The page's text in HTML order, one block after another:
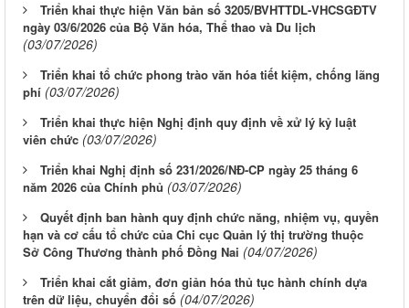
Triển khai thực hiện Văn bản số 3205/BVHTTDL-VHCSGĐTV
ngày 03/6/2026 của Bộ Văn hóa, Thể thao và Du lịch
(03/07/2026)
Triển khai tổ chức phong trào văn hóa tiết kiệm, chống lãng
phí (03/07/2026)
Triển khai thực hiện Nghị định quy định về xử lý kỷ luật
viên chức (03/07/2026)
Triển khai Nghị định số 231/2026/NĐ-CP ngày 25 tháng 6
năm 2026 của Chính phủ (03/07/2026)
Quyết định ban hành quy định chức năng, nhiệm vụ, quyền
hạn và cơ cấu tổ chức của Chi cục Quản lý thị trường thuộc
Sở Công Thương thành phố Đồng Nai (04/07/2026)
Triển khai cắt giảm, đơn giản hóa thủ tục hành chính dựa
trên dữ liệu, chuyển đổi số (04/07/2026)